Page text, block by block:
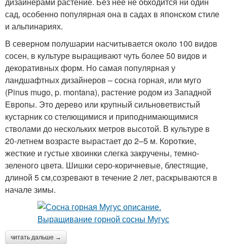
сад, особенно популярная она в садах в японском стиле
и альпинариях.
В северном полушарии насчитывается около 100 видов
сосен, в культуре выращивают чуть более 50 видов и
декоративных форм. Но самая популярная у
ландшафтных дизайнеров – сосна горная, или муго
(Pinus mugo, p. montana), растение родом из Западной
Европы. Это дерево или крупный сильноветвистый
кустарник со стелющимися и приподнимающимися
стволами до нескольких метров высотой. В культуре в
20-летнем возрасте вырастает до 2–5 м. Короткие,
жесткие и густые хвоинки слегка закручены, темно-
зеленого цвета. Шишки серо-коричневые, блестящие,
длиной 5 см,созревают в течение 2 лет, раскрываются в
начале зимы.
читать дальше →